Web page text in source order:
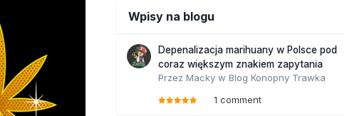
Wpisy na blogu
Depenalizacja marihuany w Polsce pod
coraz większym znakiem zapytania
Przez Macky w Blog Konopny Trawka
1 comment